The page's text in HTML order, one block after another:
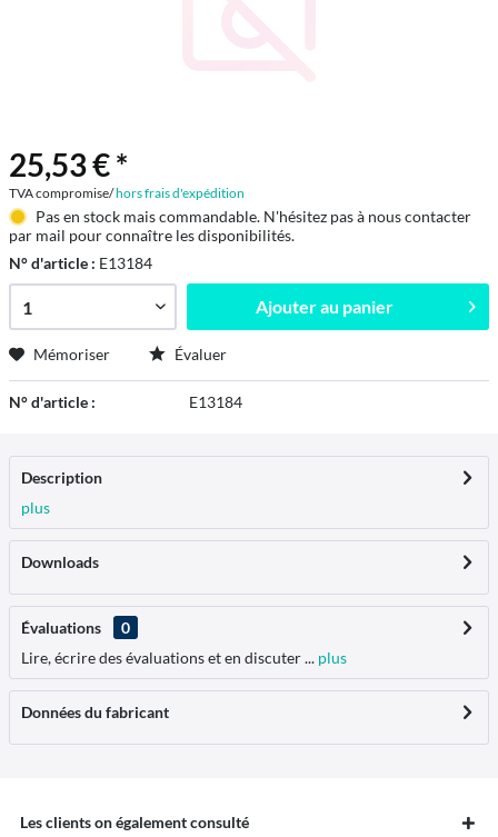
25,53 € *
TVA compromise/hors frais d'expédition
Pas en stock mais commandable. N'hésitez pas à nous contacter
par mail pour connaître les disponibilités.
N° d'article : E13184
Ajouter au panier
Mémoriser Évaluer
N° d'article : E13184
Description
plus
Downloads
Évaluations
0
Lire, écrire des évaluations et en discuter ... plus
Données du fabricant
Les clients on également consulté